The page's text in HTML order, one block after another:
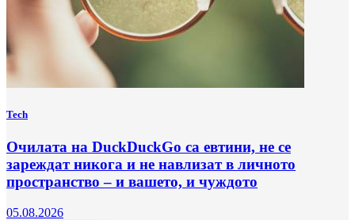
Tech
Очилата на DuckDuckGo са евтини, не се
зареждат никога и не навлизат в личното
пространство – и вашето, и чуждото
05.08.2026